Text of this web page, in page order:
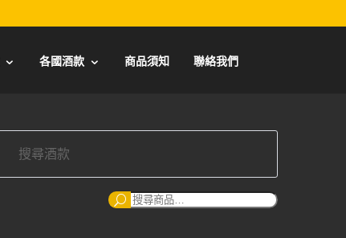
各國酒款 商品須知 聯絡我們
搜